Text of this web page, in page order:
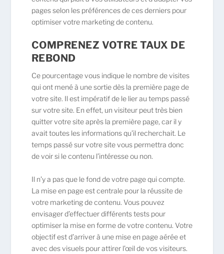
pages selon les préférences de ces derniers pour
optimiser votre marketing de contenu.
COMPRENEZ VOTRE TAUX DE
REBOND
Ce pourcentage vous indique le nombre de visites
qui ont mené à une sortie dès la première page de
votre site. Il est impératif de le lier au temps passé
sur votre site. En effet, un visiteur peut très bien
quitter votre site après la première page, car il y
avait toutes les informations qu’il recherchait. Le
temps passé sur votre site vous permettra donc
de voir si le contenu l’intéresse ou non.
Il n’y a pas que le fond de votre page qui compte.
La mise en page est centrale pour la réussite de
votre marketing de contenu. Vous pouvez
envisager d’effectuer différents tests pour
optimiser la mise en forme de votre contenu. Votre
objectif est d’arriver à une mise en page aérée et
avec des visuels pour attirer l’œil de vos visiteurs.